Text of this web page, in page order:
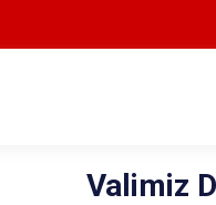
Valimiz